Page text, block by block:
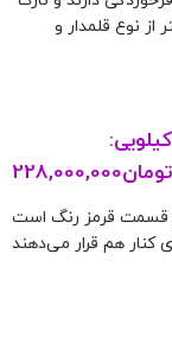
از نوع قلمدار و
کیلویی:
تومان228,000,000
قسمت قرمز رنگ است
کنار هم قرار می‌دهند